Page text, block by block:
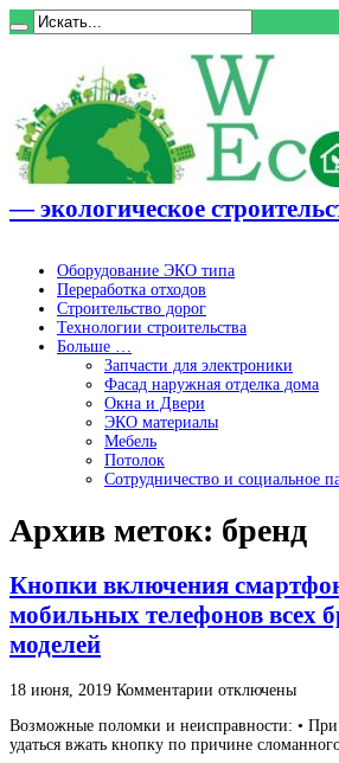
— экологическое
Оборудование ЭКО типа
Переработка отходов
Строительство дорог
Технологии строительства
Больше …
Запчасти для электроники
Фасад наружная отделка дома
Окна и Двери
ЭКО материалы
Мебель
Потолок
Сотрудничество и социальное
Архив меток: бренд
Кнопки включения
мобильных телефонов всех
моделей
18 июня, 2019 Комментарии к
Кнопки
включения
отключены
Возможные поломки и неисправности: • При
удаться вжать кнопку по причине